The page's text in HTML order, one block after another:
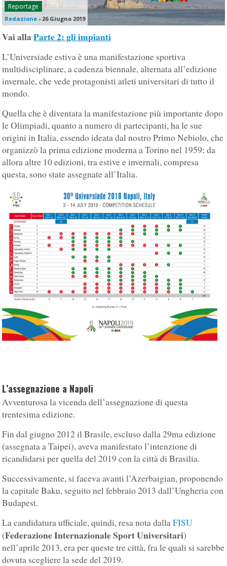
Reportage
Redazione - 26 Giugno 2019
Vai allaParte 2: gli impianti
L’Universiade estiva è una manifestazione sportiva
multidisciplinare, a cadenza biennale, alternata all’edizione
invernale, che vede protagonisti atleti universitari di tutto il
mondo.
Quella che è diventata la manifestazione più importante dopo
le Olimpiadi, quanto a numero di partecipanti, ha le sue
origini in Italia, essendo ideata dal nostro Primo Nebiolo, che
organizzò la prima edizione moderna a Torino nel 1959; da
allora altre 10 edizioni, tra estive e invernali, compresa
questa, sono state assegnate all’Italia.
L’assegnazione a Napoli
Avventurosa la vicenda dell’assegnazione di questa
trentesima edizione.
Fin dal giugno 2012 il Brasile, escluso dalla 29ma edizione
(assegnata a Taipei), aveva manifestato l’intenzione di
ricandidarsi per quella del 2019 con la città di Brasilia.
Successivamente, si faceva avanti l’Azerbaigian, proponendo
la capitale Baku, seguito nel febbraio 2013 dall’Ungheria con
Budapest.
La candidatura ufficiale, quindi, resa nota dallaFISU
(Federazione Internazionale Sport Universitari)
nell’aprile 2013, era per queste tre città, fra le quali si sarebbe
dovuta scegliere la sede del 2019.